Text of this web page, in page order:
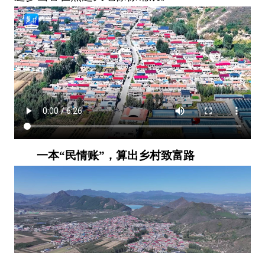
一本“民情账”，算出乡村致富路